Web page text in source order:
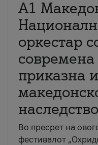
А1
оркестар
приказна
наследство
Во пресрет на
фестивалот